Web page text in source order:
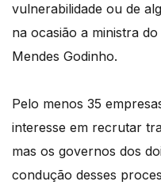
vulnerabilidade ou de
na ocasião a ministra
Mendes Godinho.
Pelo menos 35
interesse em recrutar
mas os governos dos
condução desses